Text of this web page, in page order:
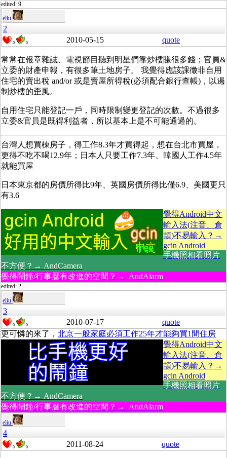
edited: 9
eliu
2
0 0 2010-05-15 quote
常常在報章雜誌、電視節目聽到明星們靠炒樓賺很多錢；官員&
立委的財產申報，有很多筆土地房子。 我覺得應該課徵非自用
住宅的賣出稅 and/or 或是賣屋所得稅(必須配合銀行查帳)，以遏
制炒樓的歪風。
自用住宅只能登記一戶，同時限制變更登記的次數。不過很多
立委&官員是既得利益者，所以基本上是不可能通過的。
台灣人想買棟房子，得工作8.3年才買得起，想在台北市買屋，
更得不吃不喝12.9年；日本人只要工作7.3年、韓國人工作4.5年
就能買屋
日本東京都的房價所得比9年、英國房價所得比僅6.9、美國更只
有3.6
覺得Android中文
輸入法(注音、倉
頡)不易輸入？→
gcin Android
手機照相看照片
不方便？→ AndCamera
覺得鬧鐘/行事曆有改進的空間？→ AndAlarm
edited: 2
eliu
3
0 0 2010-07-17
quote
更可憐的來了， 北京一般家庭必須工作25年才能夠買1間住房
覺得Android中文
輸入法(注音、倉
頡)不易輸入？→
gcin Android
手機照相看照片
不方便？→ AndCamera
覺得鬧鐘/行事曆有改進的空間？→ AndAlarm
eliu
4
0 0 2011-08-24 quote